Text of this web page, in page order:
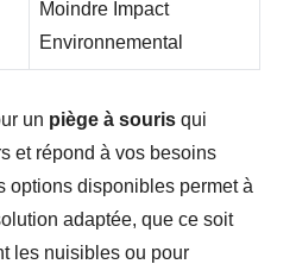
Moindre Impact
Environnemental
un piège à souris qui
et répond à vos besoins
options disponibles permet à
adaptée, que ce soit
les nuisibles ou pour